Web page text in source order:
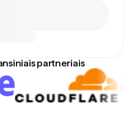
partneriais